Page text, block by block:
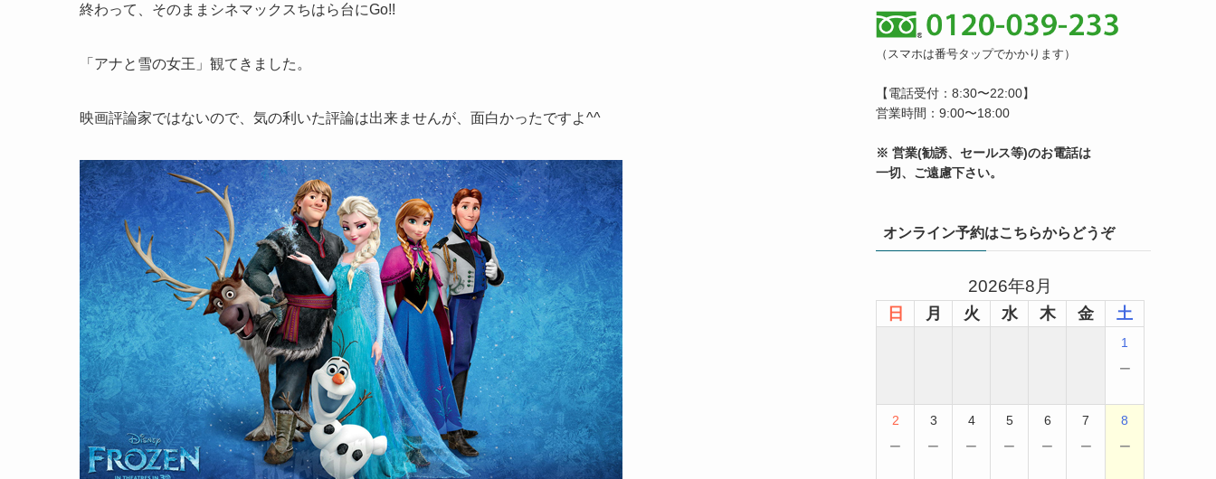
終わって、そのままシネマックスちはら台にGo!!
「アナと雪の女王」観てきました。
映画評論家ではないので、気の利いた評論は出来ませんが、面白かったですよ^^
（スマホは番号タップでかかります）
【電話受付：8:30〜22:00】
営業時間：9:00〜18:00
※ 営業(勧誘、セールス等)のお電話は
一切、ご遠慮下さい。
オンライン予約はこちらからどうぞ
2026年8月
日 月 火 水 木 金 土
1
−
2
−
3
−
4
−
5
−
6
−
7
−
8
−